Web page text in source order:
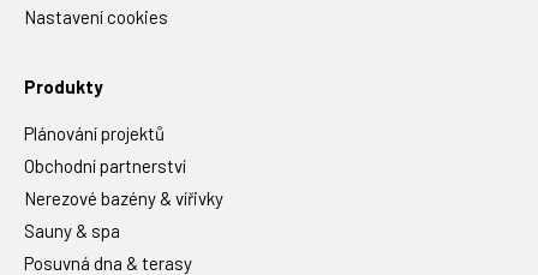
Nastavení cookies
Produkty
Plánování projektů
Obchodní partnerství
Nerezové bazény & vířivky
Sauny & spa
Posuvná dna & terasy